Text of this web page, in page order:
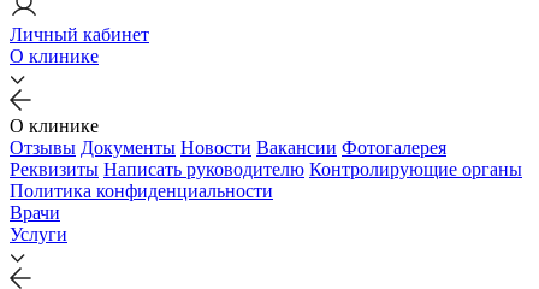
Личный кабинет
О клинике
О клинике
Отзывы Документы Новости Вакансии Фотогалерея
Реквизиты Написать руководителю Контролирующие органы
Политика конфиденциальности
Врачи
Услуги